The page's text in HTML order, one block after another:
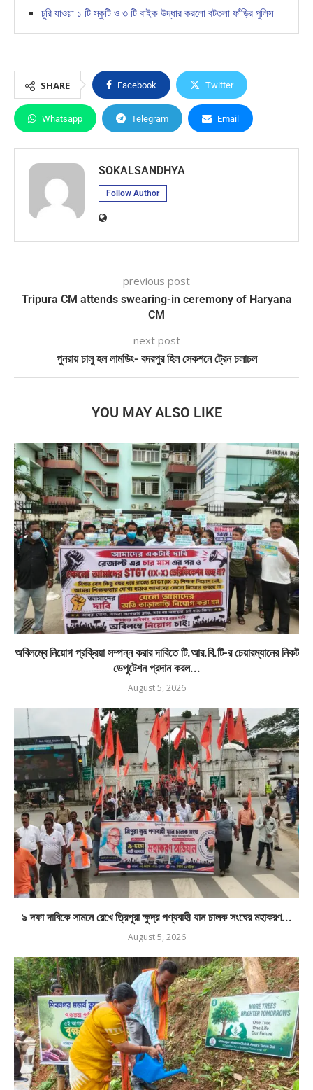
চুরি যাওয়া ১ টি স্কুটি ও ৩ টি বাইক উদ্ধার করলো বটতলা ফাঁড়ির পুলিস
SHARE Facebook Twitter
Whatsapp Telegram Email
SOKALSANDHYA
Follow Author
previous post
Tripura CM attends swearing-in ceremony of Haryana
CM
next post
পুনরায় চালু হল লামডিং- বদরপুর হিল সেকশনে ট্রেন চলাচল
YOU MAY ALSO LIKE
অবিলম্বে নিয়োগ প্রক্রিয়া সম্পন্ন করার দাবিতে টি.আর.বি.টি-র চেয়ারম্যানের নিকট
ডেপুটেশন প্রদান করল...
August 5, 2026
৯ দফা দাবিকে সামনে রেখে ত্রিপুরা ক্ষুদ্র পণ্যবাহী যান চালক সংঘের মহাকরণ...
August 5, 2026